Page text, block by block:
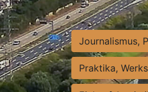
Journalismus,
Praktika,